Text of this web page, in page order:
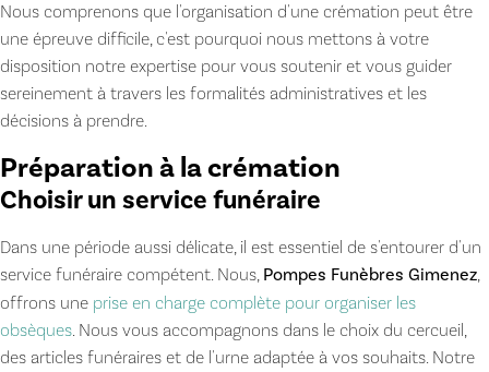
Nous comprenons que l'organisation d'une crémation peut être
une épreuve difficile, c'est pourquoi nous mettons à votre
disposition notre expertise pour vous soutenir et vous guider
sereinement à travers les formalités administratives et les
décisions à prendre.
Préparation à la crémation
Choisir un service funéraire
Dans une période aussi délicate, il est essentiel de s'entourer d'un
service funéraire compétent. Nous, Pompes Funèbres Gimenez,
offrons une prise en charge complète pour organiser les
obsèques. Nous vous accompagnons dans le choix du cercueil,
des articles funéraires et de l'urne adaptée à vos souhaits. Notre